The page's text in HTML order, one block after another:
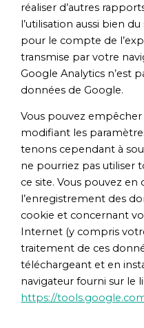
réaliser d’autres
l’utilisation aussi bien
pour le compte de
transmise par votre
Google Analytics n’est
données de Google.
Vous pouvez empêcher
modifiant les
tenons cependant à
ne pourriez pas utiliser
ce site. Vous pouvez
l’enregistrement des
cookie et concernant
Internet (y compris
traitement de ces
téléchargeant et en
navigateur fourni sur le
https://